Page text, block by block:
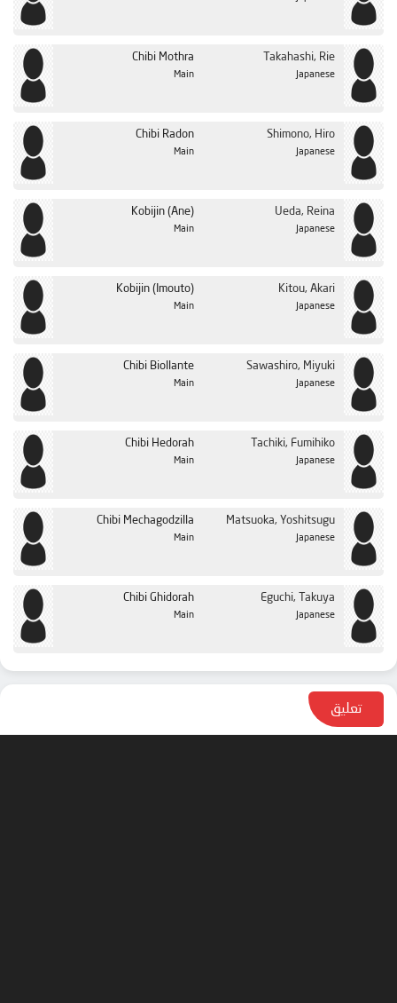
Chibi Mothra
Main
Takahashi, Rie
Japanese
Chibi Radon
Main
Shimono, Hiro
Japanese
Kobijin (Ane)
Main
Ueda, Reina
Japanese
Kobijin (Imouto)
Main
Kitou, Akari
Japanese
Chibi Biollante
Main
Sawashiro, Miyuki
Japanese
Chibi Hedorah
Main
Tachiki, Fumihiko
Japanese
Chibi Mechagodzilla
Main
Matsuoka, Yoshitsugu
Japanese
Chibi Ghidorah
Main
Eguchi, Takuya
Japanese
تعليق